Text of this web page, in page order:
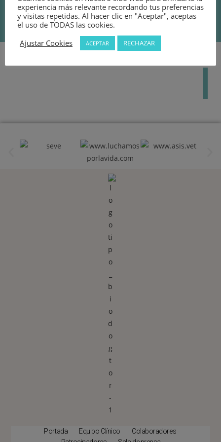
Portada Equipo Clínico
Colaboradores
experiencia más relevante recordando tus preferencias
y visitas repetidas. Al hacer clic en "Aceptar", aceptas
el uso de TODAS las cookies.
Ajustar Cookies
ACEPTAR RECHAZAR